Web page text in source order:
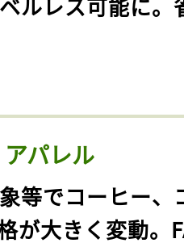
パレル
等でコーヒー、
が大きく変動。